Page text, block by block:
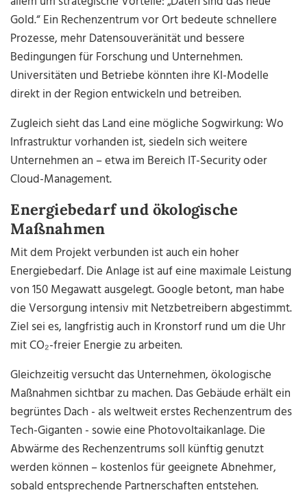
Gold.“ Ein Rechenzentrum vor Ort bedeute schnellere
Prozesse, mehr Datensouveränität und bessere
Bedingungen für Forschung und Unternehmen.
Universitäten und Betriebe könnten ihre KI-Modelle
direkt in der Region entwickeln und betreiben.
Zugleich sieht das Land eine mögliche Sogwirkung: Wo
Infrastruktur vorhanden ist, siedeln sich weitere
Unternehmen an – etwa im Bereich IT-Security oder
Cloud-Management.
Energiebedarf und ökologische
Maßnahmen
Mit dem Projekt verbunden ist auch ein hoher
Energiebedarf. Die Anlage ist auf eine maximale Leistung
von 150 Megawatt ausgelegt. Google betont, man habe
die Versorgung intensiv mit Netzbetreibern abgestimmt.
Ziel sei es, langfristig auch in Kronstorf rund um die Uhr
mit CO₂-freier Energie zu arbeiten.
Gleichzeitig versucht das Unternehmen, ökologische
Maßnahmen sichtbar zu machen. Das Gebäude erhält ein
begrüntes Dach - als weltweit erstes Rechenzentrum des
Tech-Giganten - sowie eine Photovoltaikanlage. Die
Abwärme des Rechenzentrums soll künftig genutzt
werden können – kostenlos für geeignete Abnehmer,
sobald entsprechende Partnerschaften entstehen.